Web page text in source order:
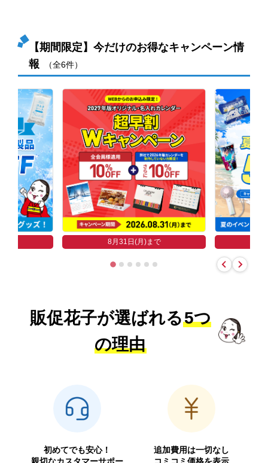
【期間限定】今だけのお得なキャンペーン情
報
（全6件）
8月31日(月)まで
販促花子が選ばれる5つ
の理由
初めてでも安心！
追加費用は一切なし